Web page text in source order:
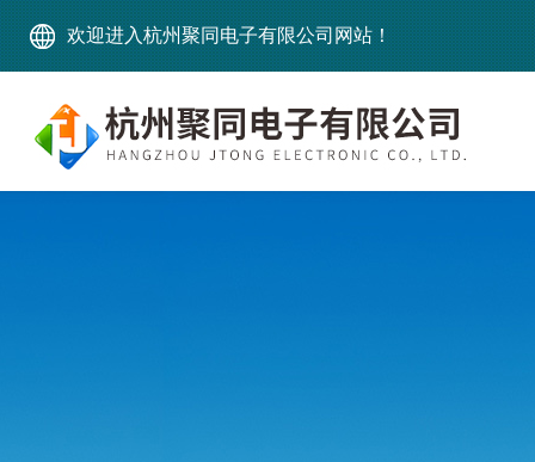
欢迎进入杭州聚同电子有限公司网站！